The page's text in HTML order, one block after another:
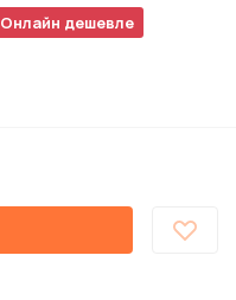
Онлайн дешевле